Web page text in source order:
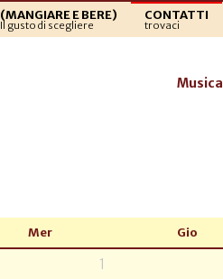
(MANGIARE E BERE)
Il gusto di scegliere
CONTATTI
trovaci
Musica
Mer Gio
1